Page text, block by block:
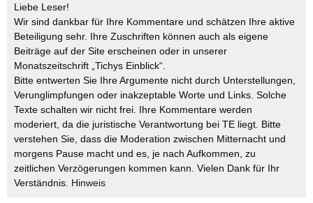
Liebe Leser!
Wir sind dankbar für Ihre Kommentare und schätzen Ihre aktive
Beteiligung sehr. Ihre Zuschriften können auch als eigene
Beiträge auf der Site erscheinen oder in unserer
Monatszeitschrift „Tichys Einblick“.
Bitte entwerten Sie Ihre Argumente nicht durch Unterstellungen,
Verunglimpfungen oder inakzeptable Worte und Links. Solche
Texte schalten wir nicht frei. Ihre Kommentare werden
moderiert, da die juristische Verantwortung bei TE liegt. Bitte
verstehen Sie, dass die Moderation zwischen Mitternacht und
morgens Pause macht und es, je nach Aufkommen, zu
zeitlichen Verzögerungen kommen kann. Vielen Dank für Ihr
Verständnis. Hinweis